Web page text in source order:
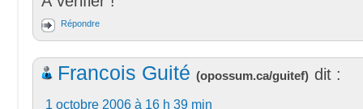
Répondre
Francois Guité (opossum.ca/guitef) dit :
1 octobre 2006 à 16 h 39 min